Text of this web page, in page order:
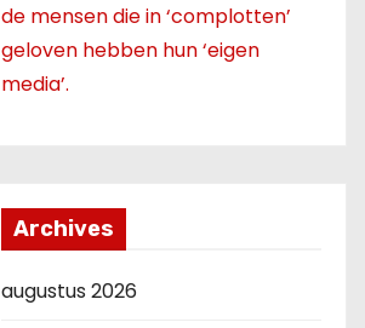
de mensen die in ‘complotten’
geloven hebben hun ‘eigen
media’.
Archives
augustus 2026